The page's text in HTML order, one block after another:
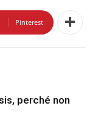
Pinterest
perché non